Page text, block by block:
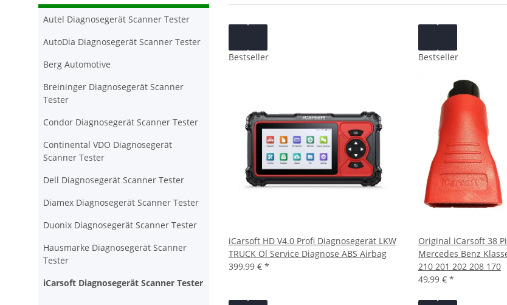
Bestseller
iCarsoft HD V4.0 Profi Diagnosegerät LKW
TRUCK Öl Service Diagnose ABS Airbag
399,99 € *
Bestseller
Original iCarsoft 38
Mercedes Benz
210 201 202 208 170
49,99 € *
Autel Diagnosegerät Scanner Tester
AutoDia Diagnosegerät Scanner Tester
Berg Automotive
Breininger Diagnosegerät Scanner
Tester
Condor Diagnosegerät Scanner Tester
Continental VDO Diagnosegerät
Scanner Tester
Dell Diagnosegerät Scanner Tester
Diamex Diagnosegerät Scanner Tester
Duonix Diagnosegerät Scanner Tester
Hausmarke Diagnosegerät Scanner
Tester
iCarsoft Diagnosegerät Scanner Tester